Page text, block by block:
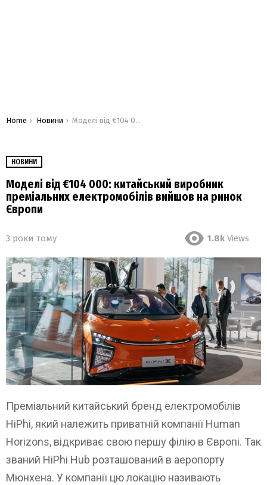
You are here:
Home Новини Моделі від €104 000: китайський виробник преміальних електромобілів вийшов на ринок Європи
НОВИНИ
Моделі від €104 000: китайський виробник
преміальних електромобілів вийшов на ринок
Європи
3 роки тому 1.8k Views
Преміальний китайський бренд електромобілів
HiPhi, який належить приватній компанії Human
Horizons, відкриває свою першу філію в Європі. Так
званий HiPhi Hub розташований в аеропорту
Мюнхена. У компанії цю локацію називають